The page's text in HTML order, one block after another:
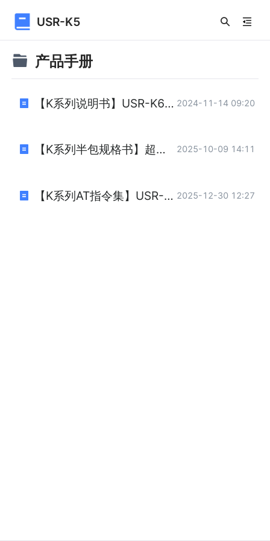
USR-K5
产品手册
【K系列说明书】USR-K6+K5+K2 说明书.pdf 2024-11-14 09:20
【K系列半包规格书】超级网口K系列半包规格书.pdf 2025-10-09 14:11
【K系列AT指令集】USR-K系列AT指令集.pdf 2025-12-30 12:27